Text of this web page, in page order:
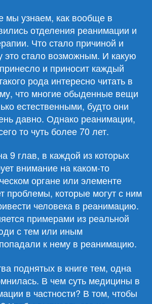
мы узнаем, как вообще в
отделения реанимации и
Что стало причиной и
это стало возможным. И какую
и приносит каждый
рода интересно читать в
что многие обыденные вещи
естественными, будто они
давно. Однако реанимации,
то чуть более 70 лет.
9 глав, в каждой из которых
внимание на каком-то
органе или элементе
проблемы, которые могут с ним
человека в реанимацию.
примерами из реальной
с тем или иным
к нему в реанимацию.
поднятых в книге тем, одна
В чем суть медицины в
в частности? В том, чтобы